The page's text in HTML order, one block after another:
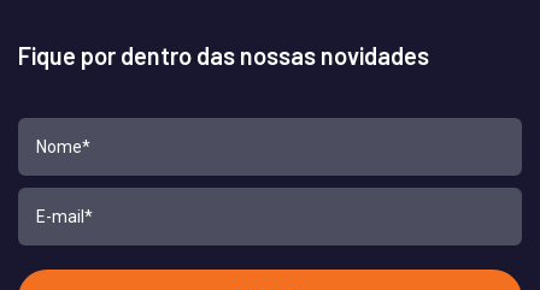
Fique por dentro das nossas novidades